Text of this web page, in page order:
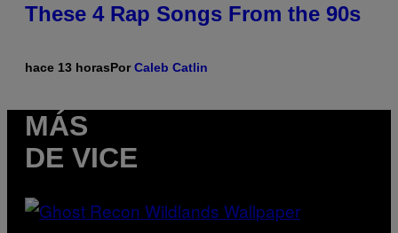
These 4 Rap Songs From the 90s
hace 13 horasPorCaleb Catlin
MÁS
DE VICE